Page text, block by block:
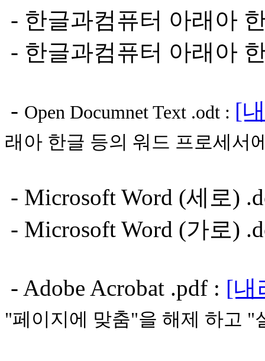
- 한글과컴퓨터 아래아
- 한글과컴퓨터 아래아
- Open Documnet Text .odt : [
래아 한글 등의 워드 프로세서
- Microsoft Word (세로)
- Microsoft Word (가로)
- Adobe Acrobat .pdf : [내
"페이지에 맞춤"을 해제 하고 "